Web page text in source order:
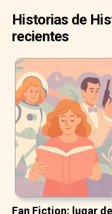
Historias de
recientes
Fan Fiction: lugar de